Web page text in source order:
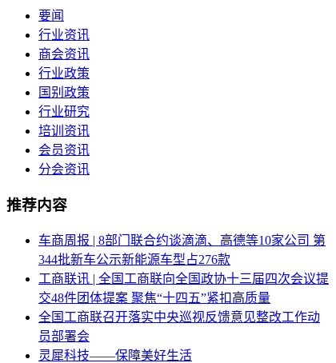
要闻
行业资讯
商会资讯
行业政策
国别政策
行业研究
培训资讯
会员资讯
分会资讯
推荐内容
车商周报 | 8部门联合约谈滴滴、高德等10家公司 第
344批新车公示新能源车型占276款
工商联讯 | 全国工商联向全国政协十三届四次会议提
交48件团体提案 聚焦“十四五”紧扣高质量
全国工商联召开落实中央巡视反馈意见整改工作动
员部署会
灵犀科技——保障美好生活